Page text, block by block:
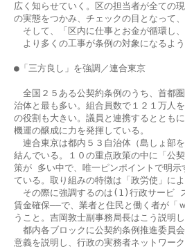
広く知らせていく。区の担当者が全ての
の実態をつかみ、チェックの目となって
そして、「区内に仕事とお金が循環し
より多くの工事が条例の対象になるよ
●「三方良し」を強調／連合東京
全国２５ある公契約条例のうち、首都
治体と最も多い。組合員数で１２１万人
の役割も大きい。議員と連携するととも
機運の醸成に力を発揮している。
連合東京は都内５３自治体（島しょ部
結んでいる。１０の重点政策の中に「公
策が 多い中で、唯一ピンポイントで明
ている。取り組みの特徴は「政労使」によ
その際に強調するのは(1)行政サービ
賃金確保――で、業者と住民と働く者が「
うこと。吉岡敦士副事務局長はこう説明
都内各ブロックに公契約条例推進委員
意義を説明し、行政の実務者ネットワー